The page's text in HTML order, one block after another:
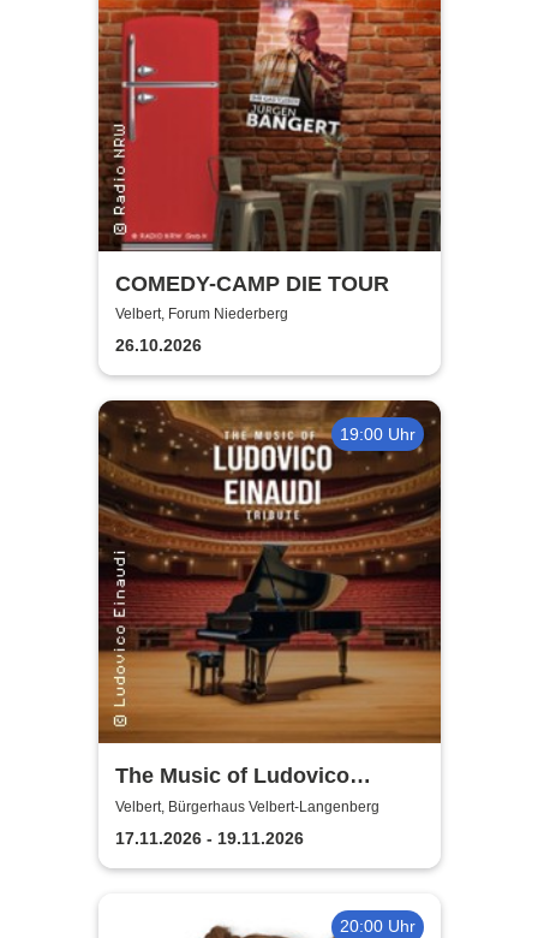
COMEDY-CAMP DIE TOUR
Velbert, Forum Niederberg
26.10.2026
19:00 Uhr
The Music of Ludovico
Einaudi: Tribute-
Klavierkonzert - Ludovico
Einaudi Tribute bei
Velbert, Bürgerhaus Velbert-Langenberg
17.11.2026 - 19.11.2026
20:00 Uhr